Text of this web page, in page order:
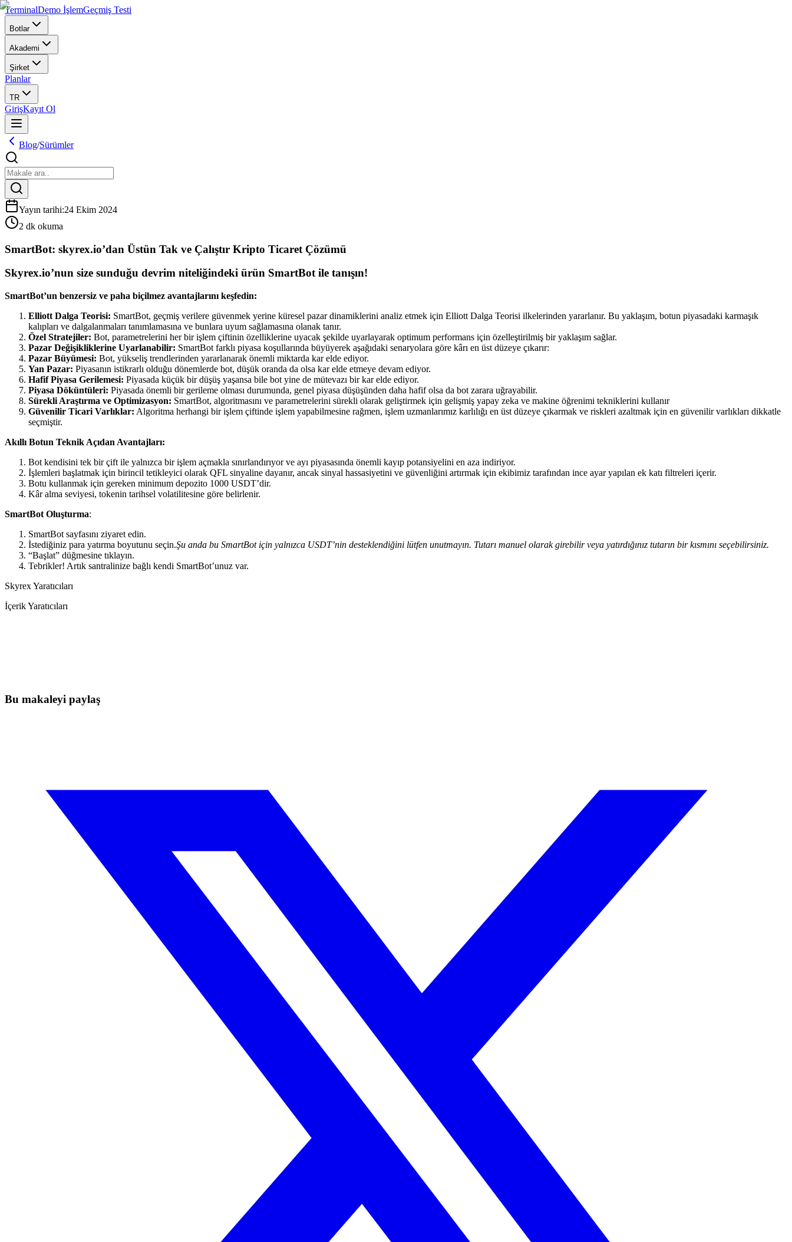
TerminalDemo İşlemGeçmiş Testi
Botlar
Akademi
Şirket
Planlar
TR
GirişKayıt Ol
Blog/Sürümler
Yayın tarihi:24 Ekim 2024
2 dk okuma
SmartBot: skyrex.io’dan Üstün Tak ve Çalıştır Kripto Ticaret Çözümü
Skyrex.io’nun size sunduğu devrim niteliğindeki ürün SmartBot ile tanışın!
SmartBot’un benzersiz ve paha biçilmez avantajlarını keşfedin:
Elliott Dalga Teorisi: SmartBot, geçmiş verilere güvenmek yerine küresel pazar dinamiklerini analiz etmek için Elliott Dalga Teorisi ilkelerinden yararlanır. Bu yaklaşım, botun piyasadaki karmaşık
kalıpları ve dalgalanmaları tanımlamasına ve bunlara uyum sağlamasına olanak tanır.
Özel Stratejiler: Bot, parametrelerini her bir işlem çiftinin özelliklerine uyacak şekilde uyarlayarak optimum performans için özelleştirilmiş bir yaklaşım sağlar.
Pazar Değişikliklerine Uyarlanabilir: SmartBot farklı piyasa koşullarında büyüyerek aşağıdaki senaryolara göre kârı en üst düzeye çıkarır:
Pazar Büyümesi: Bot, yükseliş trendlerinden yararlanarak önemli miktarda kar elde ediyor.
Yan Pazar: Piyasanın istikrarlı olduğu dönemlerde bot, düşük oranda da olsa kar elde etmeye devam ediyor.
Hafif Piyasa Gerilemesi: Piyasada küçük bir düşüş yaşansa bile bot yine de mütevazı bir kar elde ediyor.
Piyasa Döküntüleri: Piyasada önemli bir gerileme olması durumunda, genel piyasa düşüşünden daha hafif olsa da bot zarara uğrayabilir.
Sürekli Araştırma ve Optimizasyon: SmartBot, algoritmasını ve parametrelerini sürekli olarak geliştirmek için gelişmiş yapay zeka ve makine öğrenimi tekniklerini kullanır
Güvenilir Ticari Varlıklar: Algoritma herhangi bir işlem çiftinde işlem yapabilmesine rağmen, işlem uzmanlarımız karlılığı en üst düzeye çıkarmak ve riskleri azaltmak için en güvenilir varlıkları dikkatle
seçmiştir.
Akıllı Botun Teknik Açıdan Avantajları:
Bot kendisini tek bir çift ile yalnızca bir işlem açmakla sınırlandırıyor ve ayı piyasasında önemli kayıp potansiyelini en aza indiriyor.
İşlemleri başlatmak için birincil tetikleyici olarak QFL sinyaline dayanır, ancak sinyal hassasiyetini ve güvenliğini artırmak için ekibimiz tarafından ince ayar yapılan ek katı filtreleri içerir.
Botu kullanmak için gereken minimum depozito 1000 USDT’dir.
Kâr alma seviyesi, tokenin tarihsel volatilitesine göre belirlenir.
SmartBot Oluşturma:
SmartBot sayfasını ziyaret edin.
İstediğiniz para yatırma boyutunu seçin.Şu anda bu SmartBot için yalnızca USDT’nin desteklendiğini lütfen unutmayın. Tutarı manuel olarak girebilir veya yatırdığınız tutarın bir kısmını seçebilirsiniz.
“Başlat” düğmesine tıklayın.
Tebrikler! Artık santralinize bağlı kendi SmartBot’unuz var.
Skyrex Yaratıcıları
İçerik Yaratıcıları
Bu makaleyi paylaş